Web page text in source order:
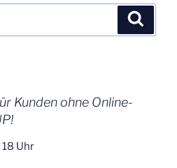
Kunden ohne Online-
Uhr